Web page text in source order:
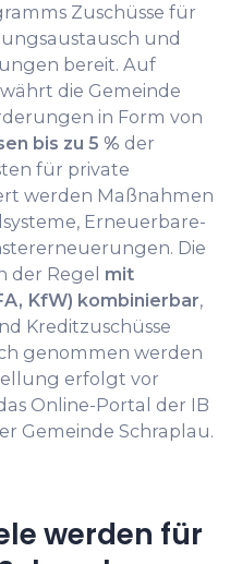
Zuschüsse für
und
bereit. Auf
die Gemeinde
in Form von
bis zu 5 % der
für private
werden Maßnahmen
Erneuerbare-
Die
der Regel mit
KfW) kombinierbar,
Kreditzuschüsse
genommen werden
erfolgt vor
Online-Portal der IB
Gemeinde Schraplau.
werden für